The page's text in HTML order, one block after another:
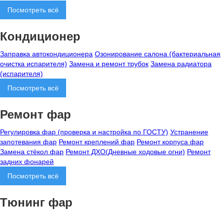
Посмотреть всё
Кондиционер
Заправка автокондиционера Озонирование салона (бактериальная
очистка испарителя) Замена и ремонт трубок Замена радиатора
(испарителя)
Посмотреть всё
Ремонт фар
Регулировка фар (проверка и настройка по ГОСТУ) Устранение
запотевания фар Ремонт креплений фар Ремонт корпуса фар
Замена стёкол фар Ремонт ДХО(Дневные ходовые огни) Ремонт
задних фонарей
Посмотреть всё
Тюнинг фар